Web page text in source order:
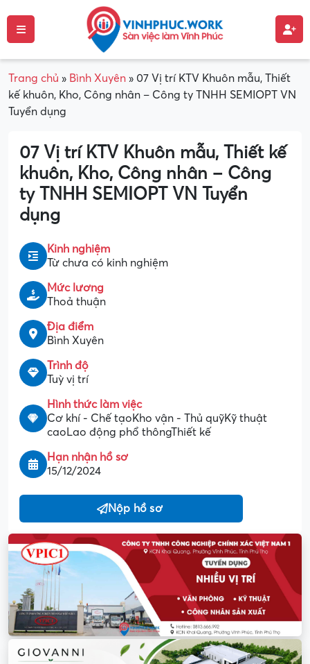
Trang chủ » Bình Xuyên » 07 Vị trí KTV Khuôn mẫu, Thiết
kế khuôn, Kho, Công nhân – Công ty TNHH SEMIOPT VN
Tuyển dụng
07 Vị trí KTV Khuôn mẫu, Thiết kế
khuôn, Kho, Công nhân – Công
ty TNHH SEMIOPT VN Tuyển
dụng
Kinh nghiệm
Từ chưa có kinh nghiệm
Mức lương
Thoả thuận
Địa điểm
Bình Xuyên
Trình độ
Tuỳ vị trí
Hình thức làm việc
Cơ khí - Chế tạoKho vận - Thủ quỹKỹ thuật
caoLao động phổ thôngThiết kế
Hạn nhận hồ sơ
15/12/2024
Nộp hồ sơ